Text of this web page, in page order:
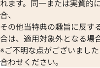
れます。同一または実質的
合、
その他当特典の趣旨に反す
合は、適用対象外となる場
※ご不明な点がございまし
合わせください。